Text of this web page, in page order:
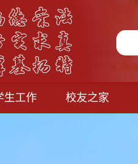
生工作 校友之家